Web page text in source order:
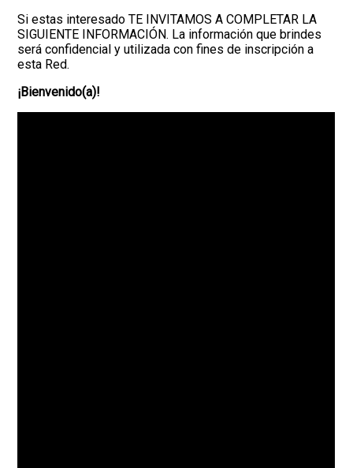
Si estas interesado TE INVITAMOS A COMPLETAR LA
SIGUIENTE INFORMACIÓN. La información que brindes
será confidencial y utilizada con fines de inscripción a
esta Red.
¡Bienvenido(a)!